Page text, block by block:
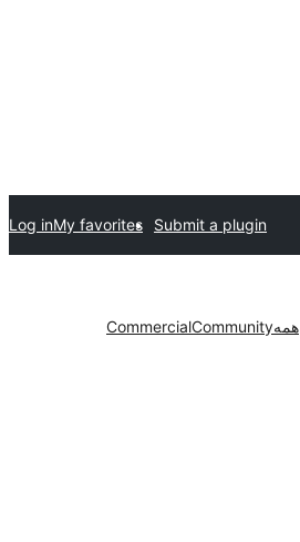
Submit a plugin
My favorites
Log in
همهCommunity
Commercial